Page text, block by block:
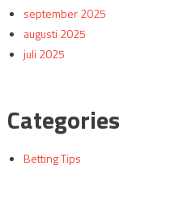
september 2025
augusti 2025
juli 2025
Categories
Betting Tips